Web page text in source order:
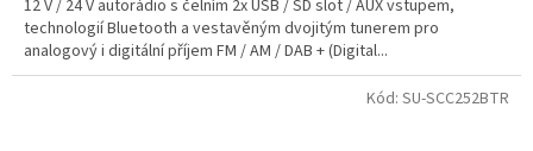
12 V / 24 V autorádio s čelním 2x USB / SD slot / AUX vstupem,
technologií Bluetooth a vestavěným dvojitým tunerem pro
analogový i digitální příjem FM / AM / DAB + (Digital...
Kód: SU-SCC252BTR